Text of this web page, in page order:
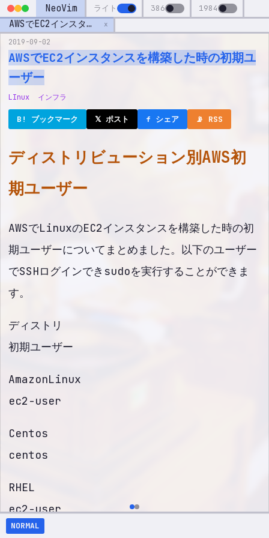
NeoVim ライト 386 1984
AWSでEC2インスタンスを構築した時の初期ユーザー x
2019-09-02
AWSでEC2インスタンスを構築した時の初期ユ
ーザー
LInux インフラ
B! ブックマーク 𝕏 ポスト f シェア 📡 RSS
ディストリビューション別AWS初
期ユーザー
AWSでLinuxのEC2インスタンスを構築した時の初
期ユーザーについてまとめました。以下のユーザー
でSSHログインできsudoを実行することができま
す。
ディストリ
初期ユーザー
AmazonLinux
ec2-user
Centos
centos
RHEL
ec2-user
NORMAL